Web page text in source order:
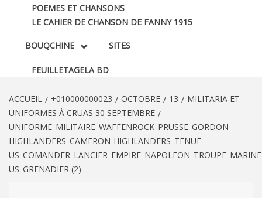
POEMES ET CHANSONS
LE CAHIER DE CHANSON DE FANNY 1915
BOUQCHINE
FEUILLETAGELA BD
SITES
ACCUEIL +010000000023 OCTOBRE 13
MILITARIA ET
UNIFORMES À CRUAS 30 SEPTEMBRE
UNIFORME_MILITAIRE_WAFFENROCK_PRUSSE_GORDON-
HIGHLANDERS_CAMERON-HIGHLANDERS_TENUE-
US_GRENADIER (2)